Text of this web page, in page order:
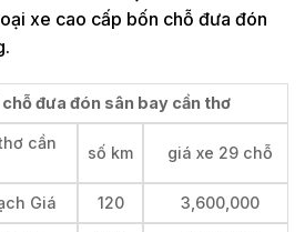
xe cao cấp bốn chỗ đưa đón
đưa đón sân bay cần thơ
cần
số km giá xe 29 chỗ
Giá 120 3,600,000